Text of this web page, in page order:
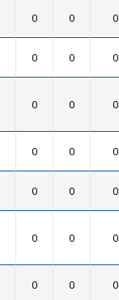
0 0 0
0 0 0
0 0 0
0 0 0
0 0 0
0 0 0
0 0 0